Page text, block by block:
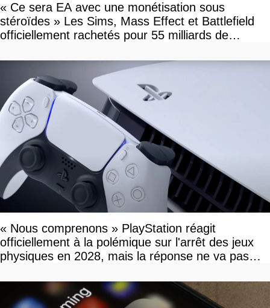
« Ce sera EA avec une monétisation sous
stéroïdes » Les Sims, Mass Effect et Battlefield
officiellement rachetés pour 55 milliards de
« Nous comprenons » PlayStation réagit
officiellement à la polémique sur l'arrêt des jeux
physiques en 2028, mais la réponse ne va pas